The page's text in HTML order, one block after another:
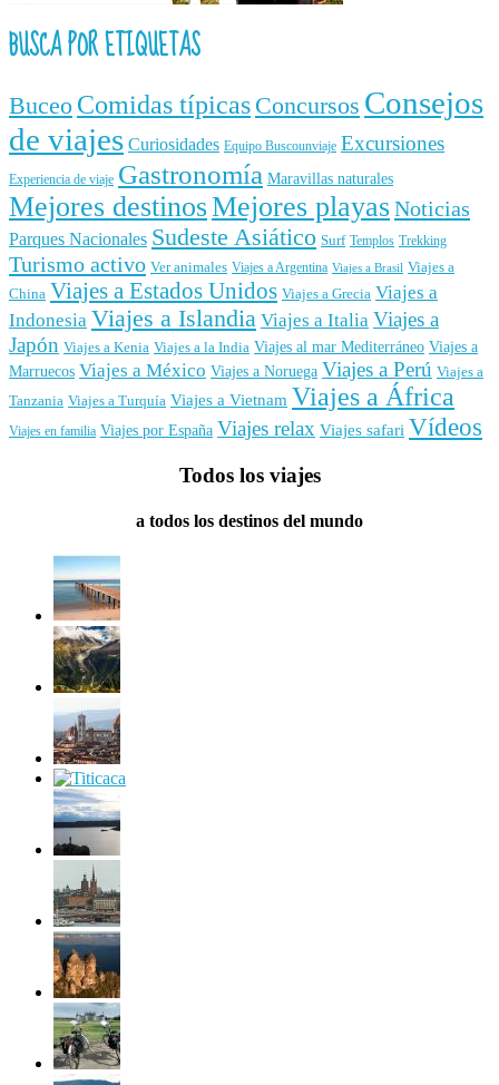
BUSCA POR ETIQUETAS
Buceo Comidas típicas Concursos Consejos
de viajes Curiosidades Equipo Buscounviaje Excursiones
Experiencia de viaje Gastronomía Maravillas naturales
Mejores destinosMejores playasNoticias
Parques Nacionales Sudeste Asiático Surf Templos Trekking
Turismo activo Ver animales Viajes a Argentina Viajes a Brasil Viajes a
China Viajes a Estados Unidos Viajes a Grecia Viajes a
Indonesia Viajes a Islandia Viajes a Italia Viajes a
Japón Viajes a Kenia Viajes a la India Viajes al mar Mediterráneo Viajes a
Marruecos Viajes a México Viajes a Noruega Viajes a Perú Viajes a
Tanzania Viajes a Turquía Viajes a Vietnam Viajes a África
Viajes en familia Viajes por España Viajes relax Viajes safari Vídeos
Todos los viajes
a todos los destinos del mundo